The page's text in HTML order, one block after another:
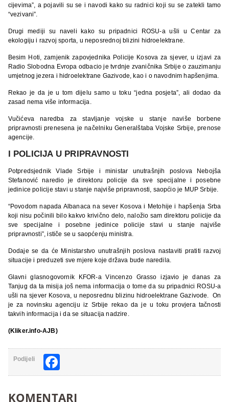
cijevima”, a pojavili su se i navodi kako su radnici koji su se zatekli tamo
“vezivani”.
Drugi mediji su naveli kako su pripadnici ROSU-a ušli u Centar za
ekologiju i razvoj sporta, u neposrednoj blizini hidroelektrane.
Besim Hoti, zamjenik zapovjednika Policije Kosova za sjever, u izjavi za
Radio Slobodna Evropa odbacio je tvrdnje zvaničnika Srbije o zauzimanju
umjetnog jezera i hidroelektrane Gazivode, kao i o navodnim hapšenjima.
Rekao je da je u tom dijelu samo u toku “jedna posjeta”, ali dodao da
zasad nema više informacija.
Vučićeva naredba za stavljanje vojske u stanje naviše borbene
pripravnosti prenesena je načelniku Generalštaba Vojske Srbije, prenose
agencije.
I POLICIJA U PRIPRAVNOSTI
Potpredsjednik Vlade Srbije i ministar unutrašnjih poslova Nebojša
Stefanović naredio je direktoru policije da sve specijalne i posebne
jedinice policije stavi u stanje najviše pripravnosti, saopćio je MUP Srbije.
“Povodom napada Albanaca na sever Kosova i Metohije i hapšenja Srba
koji nisu počinili bilo kakvo krivično delo, naložio sam direktoru policije da
sve specijalne i posebne jedinice policije stavi u stanje najviše
pripravnosti”, ističe se u saopćenju ministra.
Dodaje se da će Ministarstvo unutrašnjih poslova nastaviti pratiti razvoj
situacije i preduzeti sve mjere koje država bude naredila.
Glavni glasnogovornik KFOR-a Vincenzo Grasso izjavio je danas za
Tanjug da ta misija još nema informacija o tome da su pripadnici ROSU-a
ušli na sjever Kosova, u neposrednu blizinu hidroelektrane Gazivode. On
je za novinsku agenciju iz Srbije rekao da je u toku provjera tačnosti
takvih informacija i da se situacija nadzire.
(Kliker.info-AJB)
Podijeli
KOMENTARI